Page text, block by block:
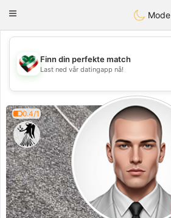
KuwaitChat
Toggle
Mode
💖
💕
Finn din perfekte match
Last ned vår datingapp nå!
0.4/1